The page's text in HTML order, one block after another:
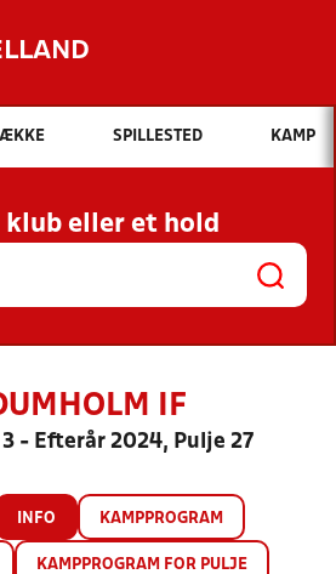
Hvad vil du søge efter?
INDHOLD OG NYHEDER
KLUBBER OG
HOLD
SPILLESTED KAMP
klub eller et hold
IF
3 - Efterår 2024, Pulje 27
INFO KAMPPROGRAM
KAMPPROGRAM FOR PULJE